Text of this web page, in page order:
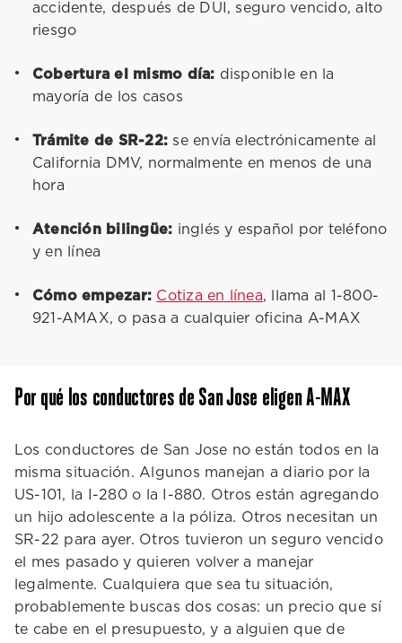
accidente, después de DUI, seguro vencido, alto
riesgo
Cobertura el mismo día: disponible en la
mayoría de los casos
Trámite de SR-22: se envía electrónicamente al
California DMV, normalmente en menos de una
hora
Atención bilingüe: inglés y español por teléfono
y en línea
Cómo empezar: Cotiza en línea, llama al 1-800-
921-AMAX, o pasa a cualquier oficina A-MAX
Por qué los conductores de San Jose eligen A-MAX
Los conductores de San Jose no están todos en la
misma situación. Algunos manejan a diario por la
US-101, la I-280 o la I-880. Otros están agregando
un hijo adolescente a la póliza. Otros necesitan un
SR-22 para ayer. Otros tuvieron un seguro vencido
el mes pasado y quieren volver a manejar
legalmente. Cualquiera que sea tu situación,
probablemente buscas dos cosas: un precio que sí
te cabe en el presupuesto, y a alguien que de